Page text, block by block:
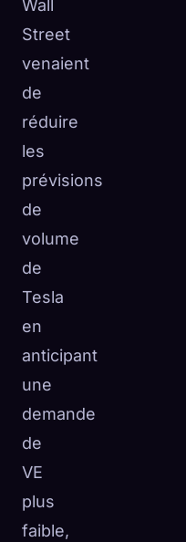
Wall
Street
venaient
de
réduire
les
prévisions
de
volume
de
Tesla
en
anticipant
une
demande
de
VE
plus
faible,